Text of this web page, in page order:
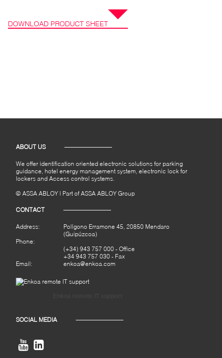
DOWNLOAD PRODUCT SHEET
ABOUT US
We offer identification oriented electronic solutions for parking
guidance, hotel energy management system, electronic lock for
lockers and Access control systems.
© ASSA ABLOY | Part of ASSA ABLOY Group
CONTACT
Address:
Polígono Erramone 45, 20850 Mendaro
(Guipúzcoa)
Phone:
(+34) 943 757 000 - Office
+34 943 757 030 - Fax
Email:
enkoa@enkoa.com
SOCIAL MEDIA
 